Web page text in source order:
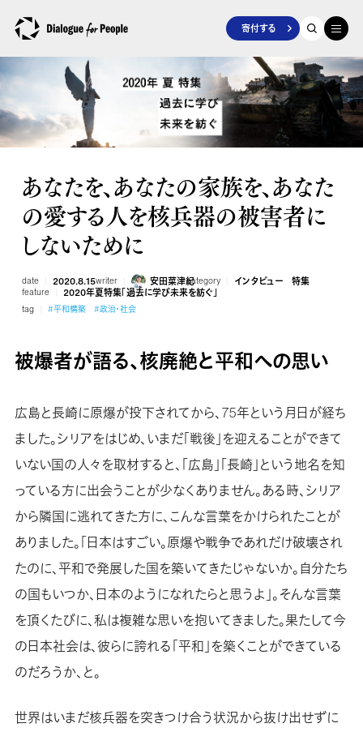
寄付する
あなたを、あなたの家族を、あなた
の愛する人を核兵器の被害者に
しないために
date 2020.8.15writer 安田菜津紀category インタビュー 特集
feature 2020年夏特集「過去に学び未来を紡ぐ」
tag #平和構築 #政治・社会
被爆者が語る、核廃絶と平和への思い
広島と長崎に原爆が投下されてから、75年という月日が経ち
ました。シリアをはじめ、いまだ「戦後」を迎えることができて
いない国の人々を取材すると、「広島」「長崎」という地名を知
っている方に出会うことが少なくありません。ある時、シリア
から隣国に逃れてきた方に、こんな言葉をかけられたことが
ありました。「日本はすごい。原爆や戦争であれだけ破壊され
たのに、平和で発展した国を築いてきたじゃないか。自分たち
の国もいつか、日本のようになれたらと思うよ」。そんな言葉
を頂くたびに、私は複雑な思いを抱いてきました。果たして今
の日本社会は、彼らに誇れる「平和」を築くことができている
のだろうか、と。
世界はいまだ核兵器を突きつけ合う状況から抜け出せずに